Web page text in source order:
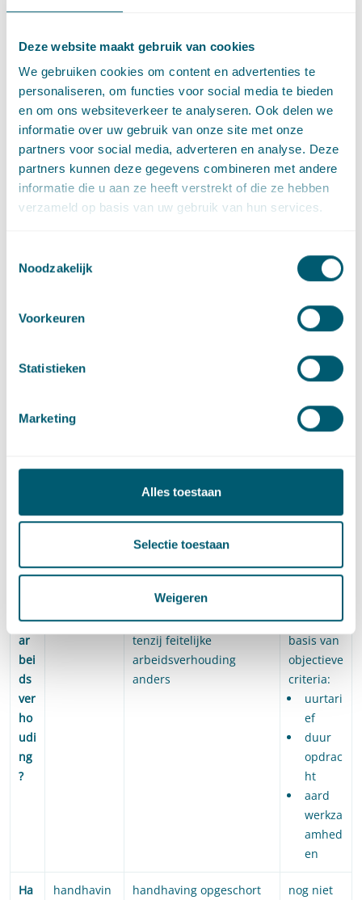
Deze website maakt gebruik van cookies
We gebruiken cookies om content en advertenties te
personaliseren, om functies voor social media te bieden
en om ons websiteverkeer te analyseren. Ook delen we
informatie over uw gebruik van onze site met onze
partners voor social media, adverteren en analyse. Deze
partners kunnen deze gegevens combineren met andere
informatie die u aan ze heeft verstrekt of die ze hebben
verzameld op basis van uw gebruik van hun services.
Noodzakelijk
Voorkeuren
Statistieken
Marketing
Alles toestaan
Selectie toestaan
Weigeren
maatregelen zullen worden uitgewerkt. Het kabinet is van plan
de inhoudelijke keuzes in een zogenoemde ‘hoofdlijnenbrief’
nog vóór het zomerreces toe te lichten. Het ambitieuze streven
is de opdrachtgeversverklaring per 1 januari 2020 in te voeren.
Tot die tijd geldt nog de Wet DBA (die evenwel niet wordt
gehandhaafd).
De VAR, wet DBA en
opdrachtgeversverklaring in
De verschillen en overeenkomsten tussen de VAR, de Wet DBA
volgt worden weergegeven:
Opdracht
geversver
VAR-
digitaal te
via te
en
alif
ic
e
ar
bei
ds
ver
ho
udi
ng
?
een
in geval van gebruik
goedgekeurde eigen
overeenkomst: geen
arbeidsovereenkomst,
tenzij feitelijke
arbeidsverhouding
anders
een
t en op
basis van
objectieve
criteria:
uurtari
ef
duur
opdrac
ht
aard
werkza
amhed
en
Ha
handhavin
handhaving opgeschort
nog niet